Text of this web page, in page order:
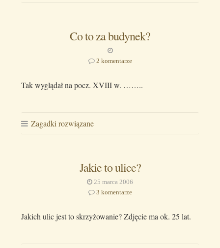
Co to za budynek?
2 komentarze
Tak wyglądał na pocz. XVIII w. ……..
Zagadki rozwiązane
Jakie to ulice?
25 marca 2006
3 komentarze
Jakich ulic jest to skrzyżowanie? Zdjęcie ma ok. 25 lat.